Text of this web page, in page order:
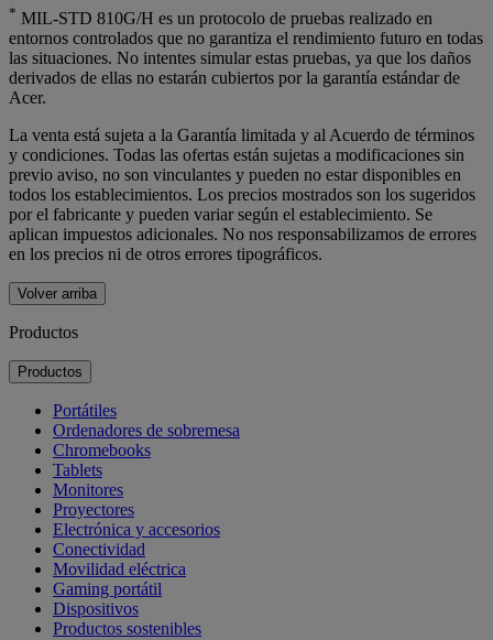
* MIL-STD 810G/H es un protocolo de pruebas realizado en
entornos controlados que no garantiza el rendimiento futuro en todas
las situaciones. No intentes simular estas pruebas, ya que los daños
derivados de ellas no estarán cubiertos por la garantía estándar de
Acer.
La venta está sujeta a la Garantía limitada y al Acuerdo de términos
y condiciones. Todas las ofertas están sujetas a modificaciones sin
previo aviso, no son vinculantes y pueden no estar disponibles en
todos los establecimientos. Los precios mostrados son los sugeridos
por el fabricante y pueden variar según el establecimiento. Se
aplican impuestos adicionales. No nos responsabilizamos de errores
en los precios ni de otros errores tipográficos.
Volver arriba
Productos
Productos
Portátiles
Ordenadores de sobremesa
Chromebooks
Tablets
Monitores
Proyectores
Electrónica y accesorios
Conectividad
Movilidad eléctrica
Gaming portátil
Dispositivos
Productos sostenibles